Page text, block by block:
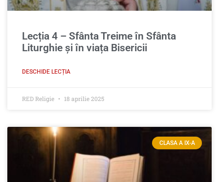
Lecția 4 – Sfânta Treime în Sfânta
Liturghie şi în viața Bisericii
DESCHIDE LECȚIA
RED Religie 18 aprilie 2025
CLASA A IX-A